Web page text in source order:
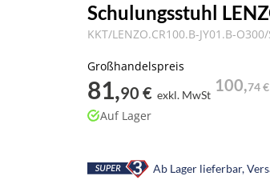
Schulungsstuhl
KKT/LENZO.CR100.B-JY01.B-
Großhandelspreis
81,90 € exkl. MwSt
100,74 €
Auf Lager
Ab Lager lieferbar,